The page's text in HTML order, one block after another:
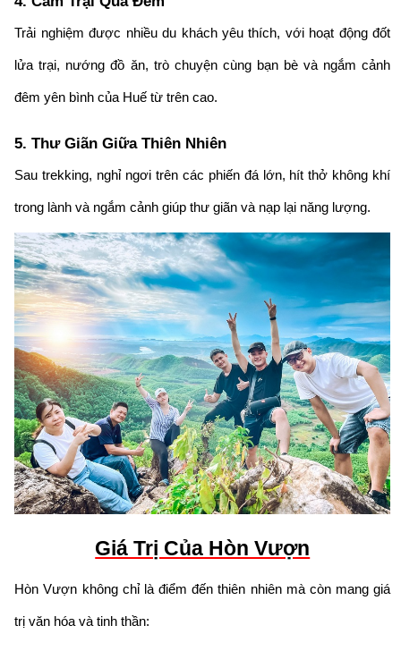
Trải nghiệm được nhiều du khách yêu thích, với hoạt động đốt
lửa trại, nướng đồ ăn, trò chuyện cùng bạn bè và ngắm cảnh
đêm yên bình của Huế từ trên cao.
5. Thư Giãn Giữa Thiên Nhiên
Sau trekking, nghỉ ngơi trên các phiến đá lớn, hít thở không khí
trong lành và ngắm cảnh giúp thư giãn và nạp lại năng lượng.
Giá Trị Của Hòn Vượn
Hòn Vượn không chỉ là điểm đến thiên nhiên mà còn mang giá
trị văn hóa và tinh thần: